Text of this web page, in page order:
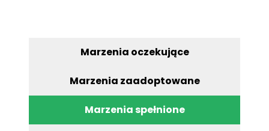
Marzenia oczekujące
Marzenia zaadoptowane
Marzenia spełnione